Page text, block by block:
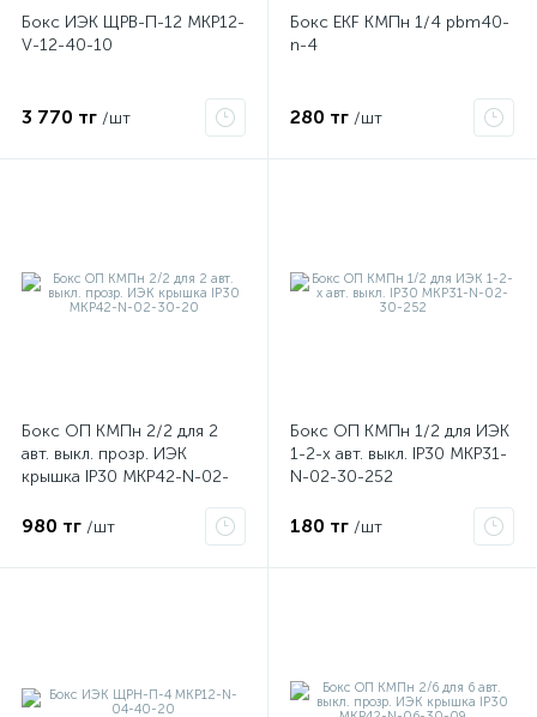
Бокс ИЭК ЩРВ-П-12 MKP12-
V-12-40-10
3 770 тг /шт
Бокс EKF КМПн 1/4 pbm40-
n-4
280 тг /шт
Бокс ОП КМПн 2/2 для 2
авт. выкл. прозр. ИЭК
крышка IP30 MKP42-N-02-
980 тг /шт
Бокс ОП КМПн 1/2 для ИЭК
1-2-х авт. выкл. IP30 MKP31-
N-02-30-252
180 тг /шт